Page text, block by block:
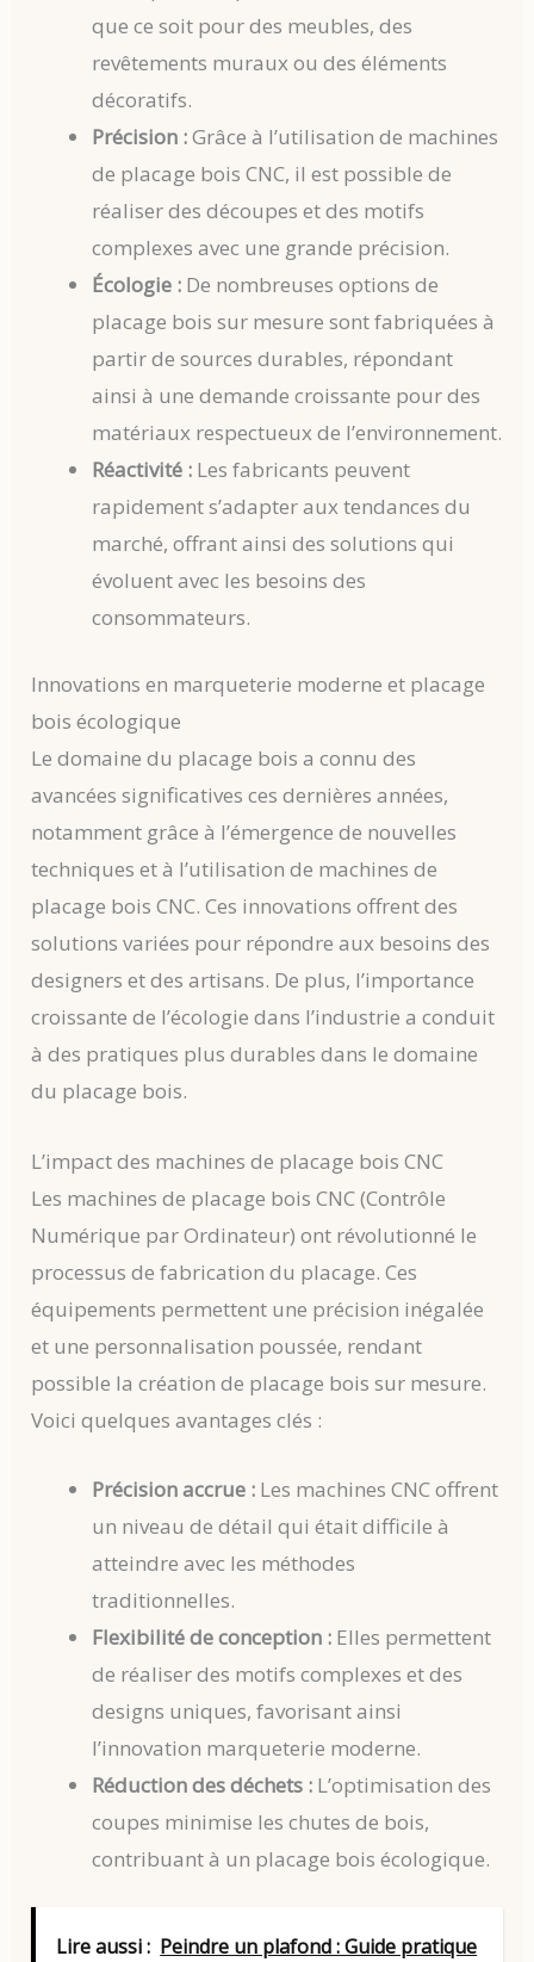
que ce soit pour des meubles, des
revêtements muraux ou des éléments
décoratifs.
Précision :Grâce à l’utilisation de machines
de placage bois CNC, il est possible de
réaliser des découpes et des motifs
complexes avec une grande précision.
Écologie : De nombreuses options de
placage bois sur mesure sont fabriquées à
partir de sources durables, répondant
ainsi à une demande croissante pour des
matériaux respectueux de l’environnement.
Réactivité : Les fabricants peuvent
rapidement s’adapter aux tendances du
marché, offrant ainsi des solutions qui
évoluent avec les besoins des
consommateurs.
Innovations en marqueterie moderne et placage
bois écologique
Le domaine du placage bois a connu des
avancées significatives ces dernières années,
notamment grâce à l’émergence de nouvelles
techniques et à l’utilisation de machines de
placage bois CNC. Ces innovations offrent des
solutions variées pour répondre aux besoins des
designers et des artisans. De plus, l’importance
croissante de l’écologie dans l’industrie a conduit
à des pratiques plus durables dans le domaine
du placage bois.
L’impact des machines de placage bois CNC
Les machines de placage bois CNC (Contrôle
Numérique par Ordinateur) ont révolutionné le
processus de fabrication du placage. Ces
équipements permettent une précision inégalée
et une personnalisation poussée, rendant
possible la création de placage bois sur mesure.
Voici quelques avantages clés :
Précision accrue : Les machines CNC offrent
un niveau de détail qui était difficile à
atteindre avec les méthodes
traditionnelles.
Flexibilité de conception : Elles permettent
de réaliser des motifs complexes et des
designs uniques, favorisant ainsi
l’innovation marqueterie moderne.
Réduction des déchets : L’optimisation des
coupes minimise les chutes de bois,
contribuant à un placage bois écologique.
Lire aussi : Peindre un plafond : Guide pratique